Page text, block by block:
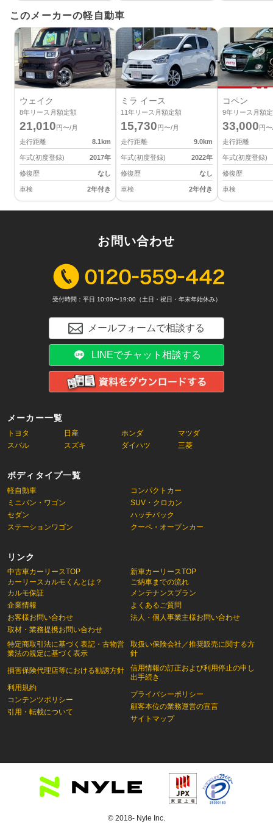
このメーカーの軽自動車
ウェイク
8年リース月額定額
21,010円〜/月
走行距離
8.1km
年式(初度登録) 2017年
修復歴 なし
車検 2年付き
ミラ イース
11年リース月額定額
15,730円〜/月
走行距離
9.0km
年式(初度登録) 2022年
修復歴 なし
車検 2年付き
コペン
9年リース月額
33,000円
走行距離
年式(初度登録)
修復歴
車検
メーカー一覧
トヨタ 日産 ホンダ
マツダ
スバル
スズキ ダイハツ 三菱
ボディタイプ一覧
軽自動車
コンパクトカー
ミニバン・ワゴン
SUV・クロカン
セダン
ハッチバック
ステーションワゴン
クーペ・オープンカー
リンク
中古車カーリースTOP
カーリースカルモくんとは？
新車カーリースTOP
ご納車までの流れ
カルモ保証
企業情報
お客様お問い合わせ
取材・業務提携お問い合わせ
特定商取引法に基づく表記・古物営
業法の規定に基づく表示
損害保険代理店等における勧誘方針
利用規約
コンテンツポリシー
引用・転載について
メンテナンスプラン
よくあるご質問
法人・個人事業主様お問い合わせ
取扱い保険会社／推奨販売に関する方
針
信用情報の訂正および利用停止の申し
出手続き
プライバシーポリシー
顧客本位の業務運営の宣言
サイトマップ
お問い合わせ
受付時間：平日 10:00〜19:00（土日・祝日・年末年始休み）
メールフォームで相談する
LINEでチャット相談する
© 2018- Nyle Inc.